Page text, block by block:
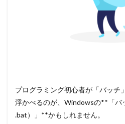
プログラミング初心者が「バッチ
浮かべるのが、Windowsの**「バ
.bat）」**かもしれません。